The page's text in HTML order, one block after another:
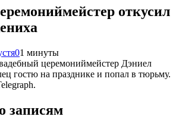
откусил
01 минуты
церемониймейстер Дэниел
гостю на празднике и попал в тюрьму.
записям